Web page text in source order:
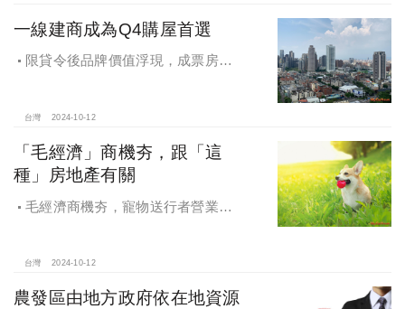
一線建商成為Q4購屋首選
限貸令後品牌價值浮現，成票房保
台灣 2024-10-12
「毛經濟」商機夯，跟「這
種」房地產有關
毛經濟商機夯，寵物送行者營業額
台灣 2024-10-12
農發區由地方政府依在地資源